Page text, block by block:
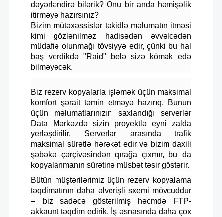
dəyərləndirə bilərik? Onu bir anda həmişəlik
itirməyə hazırsınız?
Bizim mütəxəssislər təkidlə məlumatın itməsi
kimi gözlənilməz hadisədən əvvəlcədən
müdafiə olunmağı tövsiyyə edir, çünki bu hal
baş verdikdə "Raid" belə sizə kömək edə
bilməyəcək.
Biz rezerv kopyalarla işləmək üçün maksimal
komfort şərait təmin etməyə hazırıq. Bunun
üçün məlumatlarınızın saxlandığı serverlər
Data Mərkəzdə sizin proyektlə eyni zalda
yerləşdirilir. Serverlər arasında trafik
maksimal sürətlə hərəkət edir və bizim daxili
şəbəkə çərçivəsindən qırağa çıxmır, bu da
kopyalanmanın sürətinə müsbət təsir göstərir.
Bütün müştərilərimiz üçün rezerv kopyalama
təqdimatının daha əlverişli sxemi mövcuddur
– biz sadəcə göstərilmiş həcmdə FTP-
akkaunt təqdim edirik. İş əsnasında daha çox